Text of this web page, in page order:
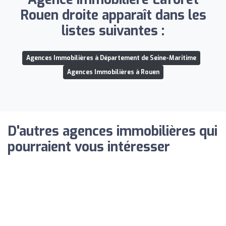
Rouen droite apparaît dans les
listes suivantes :
Agences Immobilières à Département de Seine-Maritime
Agences Immobilières à Rouen
D'autres agences immobilières qui
pourraient vous intéresser